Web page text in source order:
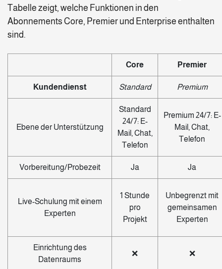
Tabelle zeigt, welche Funktionen in den
Abonnements Core, Premier und Enterprise enthalten
sind.
Core Premier
Kundendienst Standard Premium
Ebene der Unterstützung
Standard
24/7: E-
Mail, Chat,
Telefon
Premium 24/7: E-
Mail, Chat,
Telefon
Vorbereitung/Probezeit Ja Ja
Live-Schulung mit einem
Experten
1 Stunde
pro
Projekt
Unbegrenzt mit
gemeinsamen
Experten
Einrichtung des
Datenraums
❌ ❌